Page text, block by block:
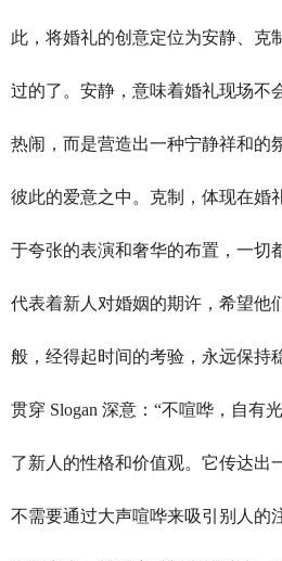
此，将婚礼的创意定位为安静、克
过的了。安静，意味着婚礼现场不
热闹，而是营造出一种宁静祥和的
彼此的爱意之中。克制，体现在婚
于夸张的表演和奢华的布置，一切
代表着新人对婚姻的期许，希望他
般，经得起时间的考验，永远保持
贯穿 Slogan 深意：“不喧哗，自有
了新人的性格和价值观。它传达出
不需要通过大声喧哗来吸引别人的